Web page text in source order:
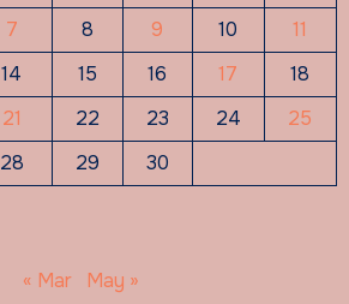
7 8 9 10
11
14 15 16 17
18
21 22 23 24
25
28 29 30
« Mar May »